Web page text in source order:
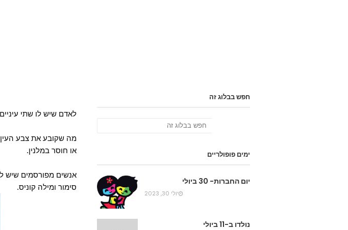
לאדם שיש לו שתי עיניים
מה שקובע את צבע העין
או חוסר במלנין.
אנשים מפורסמים שיש
סימור ומילה קוניס.
חפש בבלוג זה
ימים פופולריים
יום החברות- 30 ביולי
יולי 30, 2023
נולדו ב-11 ביולי